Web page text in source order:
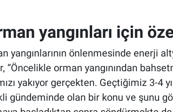
yangınları için
yangınlarının önlenmesinde enerji
“Öncelikle orman yangınından
yakıyor gerçekten. Geçtiğimiz 3-4
gündeminde olan bir konu ve şunu